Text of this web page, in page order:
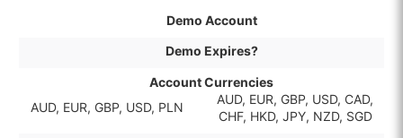
Demo Account
Demo Expires?
Account Currencies
AUD, EUR, GBP, USD, PLN
AUD, EUR, GBP, USD, CAD,
CHF, HKD, JPY, NZD, SGD